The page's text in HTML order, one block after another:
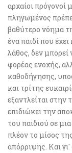
αρχαίοι πρόγονοί
πληγωμένος
βαθύτερο νόημα
ένα παιδί που
λάθος, δεν μπορεί
φορέας ενοχής,
καθοδήγησης,
και τρίτης
εξαντλείται στην
επιδιώκει την
του παιδιού σε
πλέον το μίσος
απόρριψης. Και